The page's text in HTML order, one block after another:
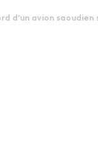
d’un avion saoudien